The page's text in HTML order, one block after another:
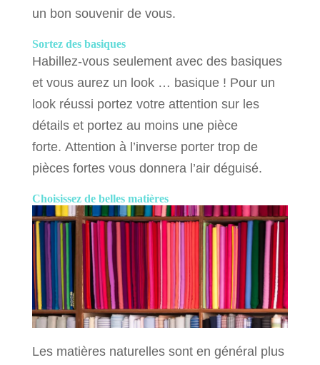
un bon souvenir de vous.
Sortez des basiques
Habillez-vous seulement avec des basiques
et vous aurez un look … basique ! Pour un
look réussi portez votre attention sur les
détails et portez au moins une pièce
forte. Attention à l’inverse porter trop de
pièces fortes vous donnera l’air déguisé.
Choisissez de belles matières
Les matières naturelles sont en général plus